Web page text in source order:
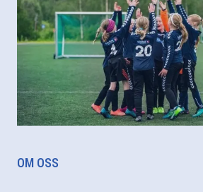
OM OSS